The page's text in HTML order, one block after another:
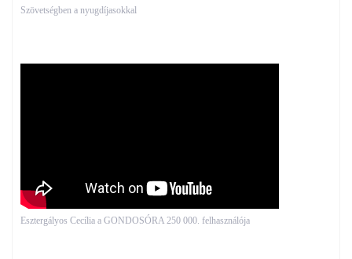
Szövetségben a nyugdíjasokkal
Esztergályos Cecília a GONDOSÓRA 250 000. felhasználója